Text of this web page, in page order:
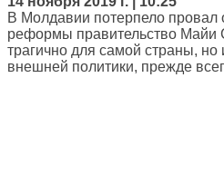
В Молдавии потерпело провал
реформы правительство Майи
трагично для самой страны, но
внешней политики, прежде